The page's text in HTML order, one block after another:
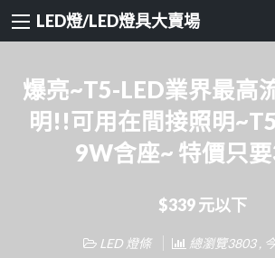
LED燈/LED燈具大賣場
爆亮~T5-LED業界最高
明!!可用在間接照明
9W含座~ 特價只
$339 元以下
LED 燈條 總瀏覽3803 ,